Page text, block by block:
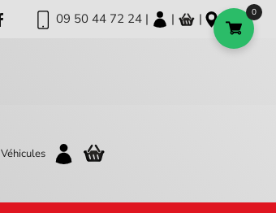
09 50 44 72 24 | | |
Véhicules
0